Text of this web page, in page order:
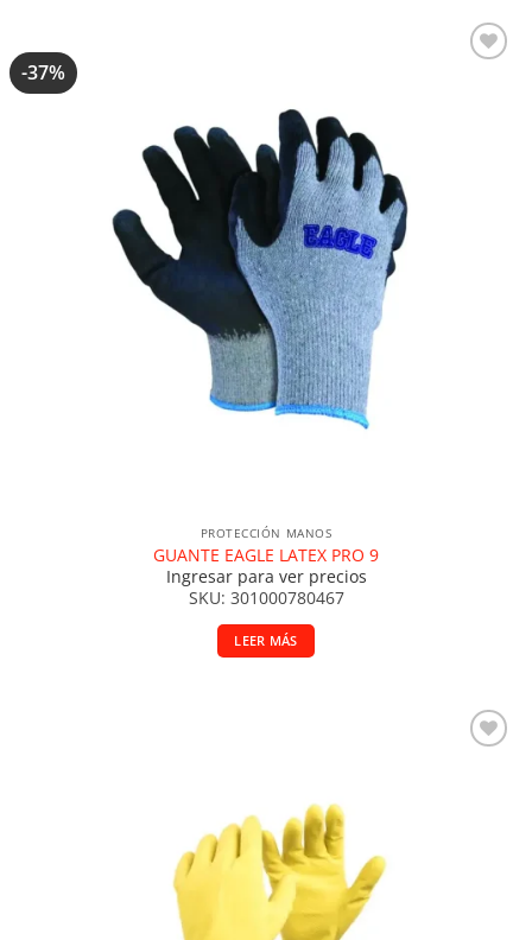
-37%
PROTECCIÓN MANOS
GUANTE EAGLE LATEX PRO 9
Ingresar para ver precios
SKU: 301000780467
LEER MÁS